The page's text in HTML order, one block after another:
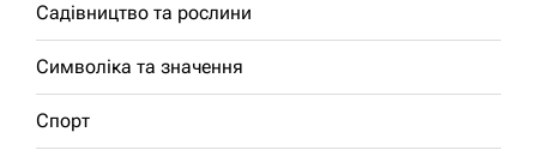
Садівництво та рослини
Символіка та значення
Спорт